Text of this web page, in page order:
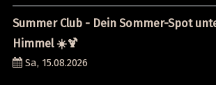
Summer Club - Dein Sommer-Spot
Himmel ☀️🍹
Sa, 15.08.2026